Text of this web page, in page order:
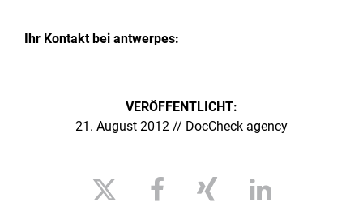
Ihr Kontaktbei antwerpes:
VERÖFFENTLICHT:
21. August 2012 // DocCheck agency